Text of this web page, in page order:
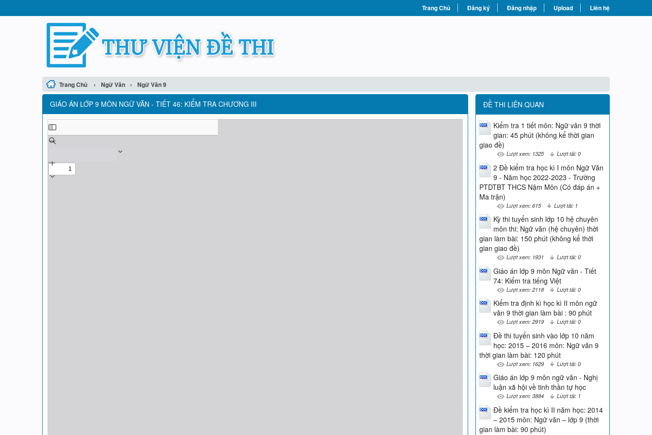
Trang Chủ Đăng ký Đăng nhập Upload Liên hệ
Trang Chủ › Ngữ Văn › Ngữ Văn 9
GIÁO ÁN LỚP 9 MÔN NGỮ VĂN - TIẾT 46: KIỂM TRA CHƯƠNG III ĐỀ THI LIÊN QUAN
Kiểm tra 1 tiết môn: Ngữ văn 9 thời
gian: 45 phút (không kể thời gian
giao đề)
Lượt xem: 1325 Lượt tải: 0
2 Đề kiểm tra học kì I môn Ngữ Văn
9 - Năm học 2022-2023 - Trường
PTDTBT THCS Nậm Môn (Có đáp án +
Ma trận)
Lượt xem: 615 Lượt tải: 1
Kỳ thi tuyển sinh lớp 10 hệ chuyên
môn thi: Ngữ văn (hệ chuyên) thời
gian làm bài: 150 phút (không kể thời
gian giao đề)
Lượt xem: 1931 Lượt tải: 0
Giáo án lớp 9 môn Ngữ văn - Tiết
74: Kiểm tra tiếng Việt
Lượt xem: 2118 Lượt tải: 0
Kiểm tra định kì học kì II môn ngữ
văn 9 thời gian làm bài : 90 phút
Lượt xem: 2919 Lượt tải: 0
Đề thi tuyển sinh vào lớp 10 năm
học: 2015 – 2016 môn: Ngữ văn 9
thời gian làm bài: 120 phút
Lượt xem: 1629 Lượt tải: 0
Giáo án lớp 9 môn ngữ văn - Nghị
luận xã hội về tinh thần tự học
Lượt xem: 3884 Lượt tải: 1
Đề kiểm tra học kì II năm học: 2014
– 2015 môn: Ngữ văn – lớp 9 (thời
gian làm bài: 90 phút)